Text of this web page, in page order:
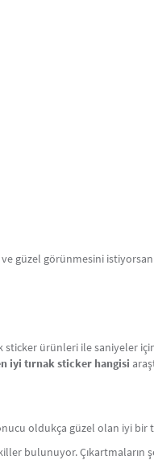
Hatalı uygulama
güzel görünmesini
ürünleri ile saniyeler
iyi tırnak sticker hangisi
oldukça güzel olan iyi bir
bulunuyor. Çıkartmaların